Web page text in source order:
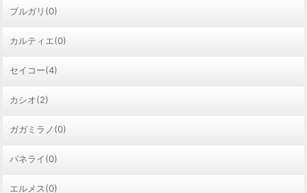
ブルガリ(0)
カルティエ(0)
セイコー(4)
カシオ(2)
ガガミラノ(0)
パネライ(0)
エルメス(0)